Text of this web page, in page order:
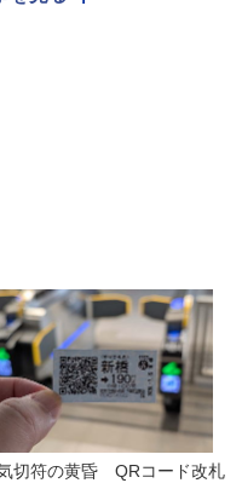
切符の黄昏　QRコード改札